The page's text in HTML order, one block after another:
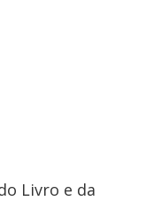
Livro e da